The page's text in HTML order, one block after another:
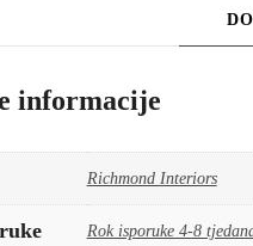
informacije
Richmond Interiors
Rok isporuke 4-8